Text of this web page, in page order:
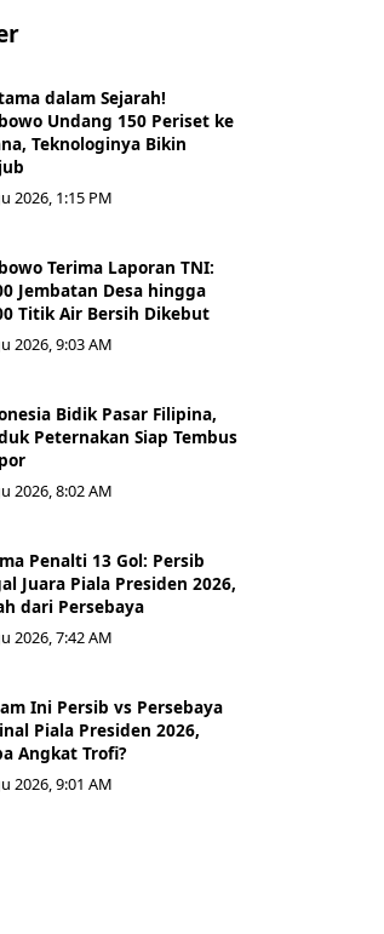
dalam Sejarah!
Undang 150 Periset ke
Teknologinya Bikin
2026, 1:15 PM
Terima Laporan TNI:
Jembatan Desa hingga
Titik Air Bersih Dikebut
2026, 9:03 AM
Bidik Pasar Filipina,
Peternakan Siap Tembus
2026, 8:02 AM
Penalti 13 Gol: Persib
Juara Piala Presiden 2026,
dari Persebaya
2026, 7:42 AM
Ini Persib vs Persebaya
Piala Presiden 2026,
Angkat Trofi?
2026, 9:01 AM